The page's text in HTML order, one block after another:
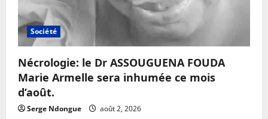
Société
Nécrologie: le Dr ASSOUGUENA FOUDA
Marie Armelle sera inhumée ce mois
d’août.
Serge Ndongue août 2, 2026